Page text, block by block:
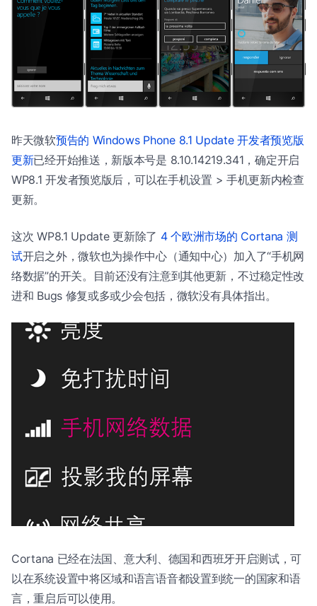
昨天微软预告的 Windows Phone 8.1 Update 开发者预览版
更新已经开始推送，新版本号是 8.10.14219.341，确定开启
WP8.1 开发者预览版后，可以在手机设置 > 手机更新内检查
更新。
这次 WP8.1 Update 更新除了 4 个欧洲市场的 Cortana 测
试开启之外，微软也为操作中心（通知中心）加入了“手机网
络数据”的开关。目前还没有注意到其他更新，不过稳定性改
进和 Bugs 修复或多或少会包括，微软没有具体指出。
Cortana 已经在法国、意大利、德国和西班牙开启测试，可
以在系统设置中将区域和语言语音都设置到统一的国家和语
言，重启后可以使用。